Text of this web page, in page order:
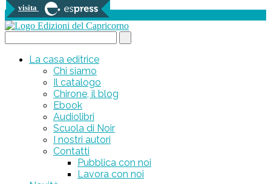
visita
0 prodotti
La casa editrice
Chi siamo
Il catalogo
Chirone, il blog
Ebook
Audiolibri
Scuola di Noir
I nostri autori
Contatti
Pubblica con noi
Lavora con noi